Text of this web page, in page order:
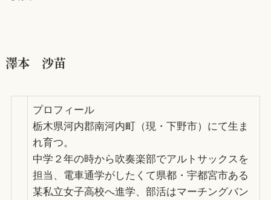
澤本 沙苗
プロフィール
栃木県河内郡南河内町（現・下野市）にて生ま
れ育つ。
中学２年の時から吹奏楽部でアルトサックスを
担当、電車通学がしたくて県都・宇都宮市ある
某私立女子高校へ進学、部活はマーチングバン